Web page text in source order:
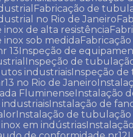
Fabricação de
no Rio de Janeiro
inox de alta resistência
inox sob medida
13 Inspeção de
Inspeção de
industriais Inspeção
no Rio de Janeiro
Fluminense Instalação
industriais Instalação de
Instalação de tubulação
em indústrias